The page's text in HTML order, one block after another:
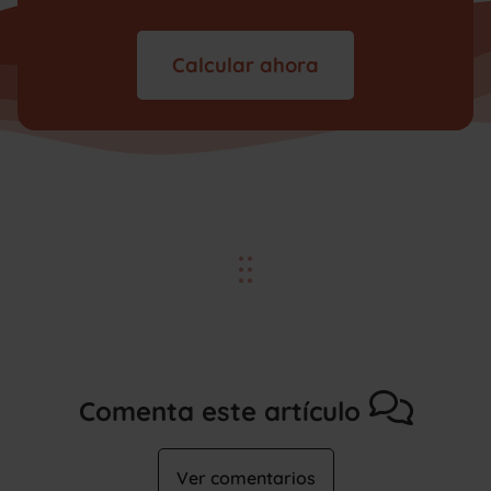
Calcular ahora
Comenta este artículo
Ver comentarios